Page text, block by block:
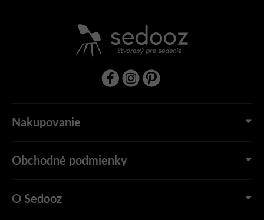
Nakupovanie
Obchodné podmienky
O Sedooz